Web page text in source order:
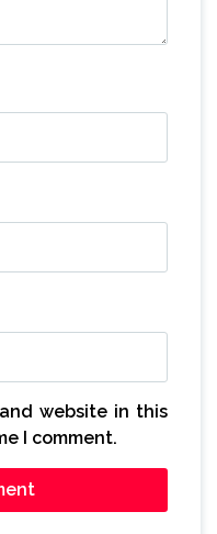
website in this
I comment.